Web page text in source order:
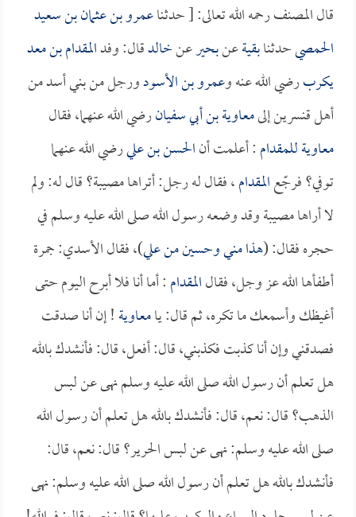
قال المصنف رحمه الله تعالى: [ حدثناعمرو بن عثمان بن سعيد
الحمصيحدثنابقيةعنبحيرعنخالدقال: وفدالمقدام بن معد
يكربرضي الله عنه وعمرو بن الأسودورجل من بني أسد من
أهل قنسرين إلىمعاوية بن أبي سفيانرضي الله عنهما، فقال
معاويةللمقدام: أعلمت أنالحسن بن عليرضي الله عنهما
توفي؟ فرجّعالمقدام، فقال له رجل: أتراها مصيبة؟ قال له: ولم
لا أراها مصيبة وقد وضعه رسول الله صلى الله عليه وسلم في
حجره فقال: (هذا مني وحسينمنعلي)، فقال الأسدي: جمرة
أطفأها الله عز وجل، فقالالمقدام: أما أنا فلا أبرح اليوم حتى
أغيظك وأسمعك ما تكره، ثم قال: يامعاوية! إن أنا صدقت
فصدقني وإن أنا كذبت فكذبني، قال: أفعل، قال: فأنشدك بالله
هل تعلم أن رسول الله صلى الله عليه وسلم نهى عن لبس
الذهب؟ قال: نعم، قال: فأنشدك بالله هل تعلم أن رسول الله
صلى الله عليه وسلم: نهى عن لبس الحرير؟ قال: نعم، قال:
فأنشدك بالله هل تعلم أن رسول الله صلى الله عليه وسلم: نهى